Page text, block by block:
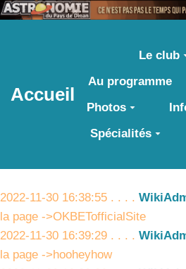
Accueil
Le club
Au programme
Photos
Spécialités
2022-11-30 16:38:55 . . . .
la page ->OKBETofficialSite
2022-11-30 16:39:29 . . . .
la page ->hooheyhow